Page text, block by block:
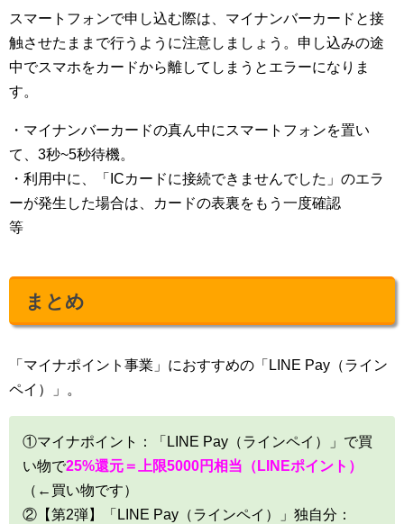
スマートフォンで申し込む際は、マイナンバーカードと接
触させたままで行うように注意しましょう。申し込みの途
中でスマホをカードから離してしまうとエラーになりま
す。
・マイナンバーカードの真ん中にスマートフォンを置い
て、3秒~5秒待機。
・利用中に、「ICカードに接続できませんでした」のエラ
ーが発生した場合は、カードの表裏をもう一度確認
等
まとめ
「マイナポイント事業」におすすめの「LINE Pay（ライン
ペイ）」。
①マイナポイント：「LINE Pay（ラインペイ）」で買
い物で25%還元＝上限5000円相当（LINEポイント）
（←買い物です）
②【第2弾】「LINE Pay（ラインペイ）」独自分：